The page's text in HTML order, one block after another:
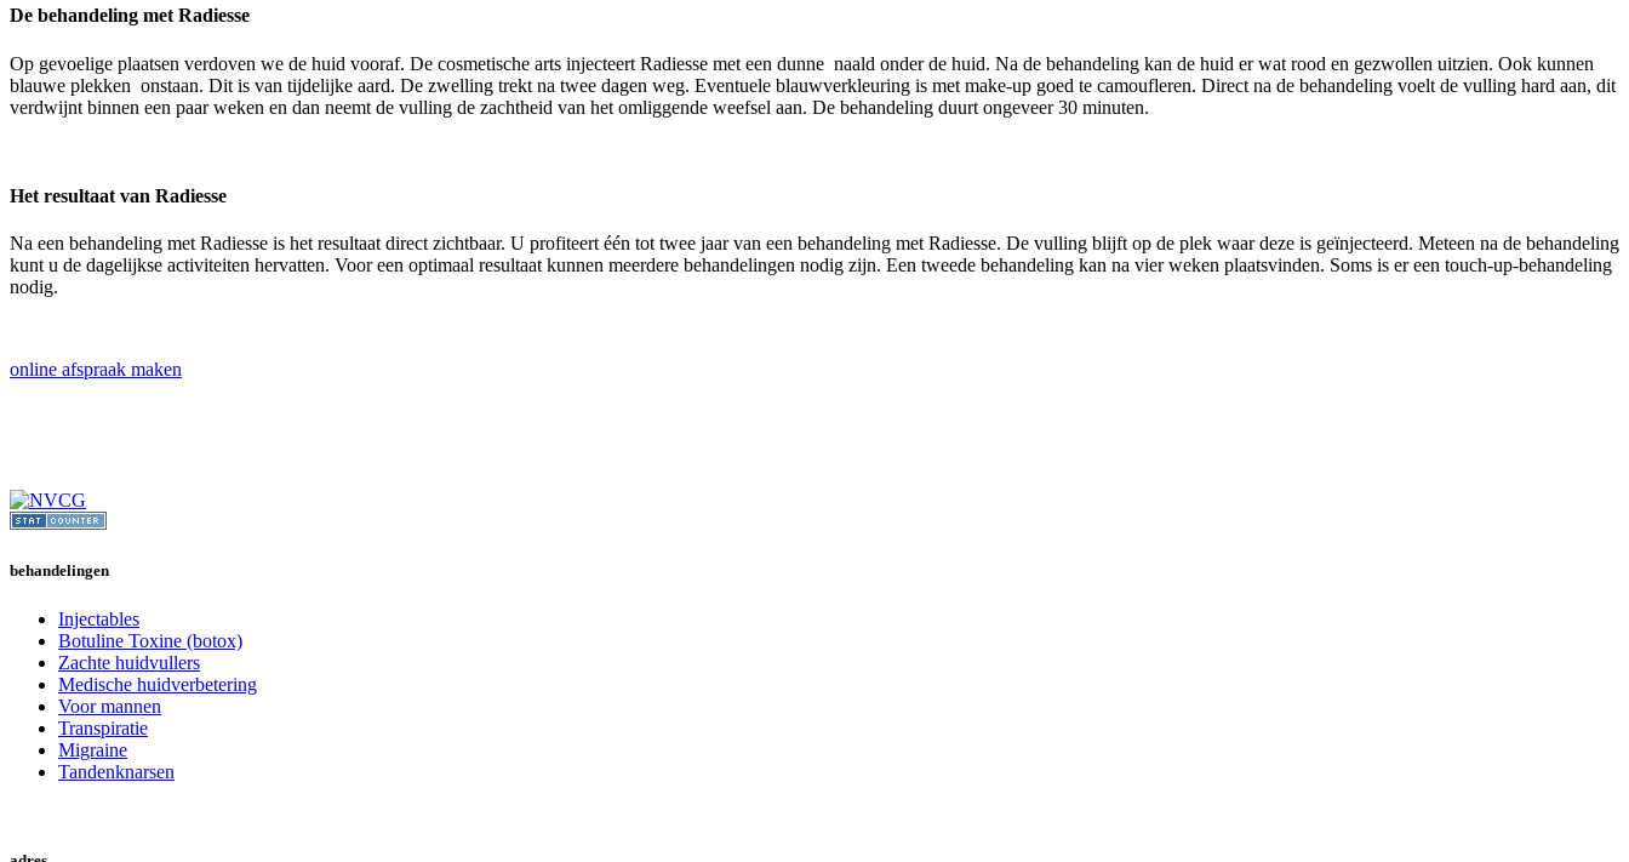
De behandeling met Radiesse
Op gevoelige plaatsen verdoven we de huid vooraf. De cosmetische arts injecteert Radiesse met een dunne naald onder de huid. Na de behandeling kan de huid er wat rood en gezwollen uitzien. Ook kunnen
blauwe plekken onstaan. Dit is van tijdelijke aard. De zwelling trekt na twee dagen weg. Eventuele blauwverkleuring is met make-up goed te camoufleren. Direct na de behandeling voelt de vulling hard aan, dit
verdwijnt binnen een paar weken en dan neemt de vulling de zachtheid van het omliggende weefsel aan. De behandeling duurt ongeveer 30 minuten.
Het resultaat van Radiesse
Na een behandeling met Radiesse is het resultaat direct zichtbaar. U profiteert één tot twee jaar van een behandeling met Radiesse. De vulling blijft op de plek waar deze is geïnjecteerd. Meteen na de behandeling
kunt u de dagelijkse activiteiten hervatten. Voor een optimaal resultaat kunnen meerdere behandelingen nodig zijn. Een tweede behandeling kan na vier weken plaatsvinden. Soms is er een touch-up-behandeling
nodig.
online afspraak maken
behandelingen
Injectables
Botuline Toxine (botox)
Zachte huidvullers
Medische huidverbetering
Voor mannen
Transpiratie
Migraine
Tandenknarsen